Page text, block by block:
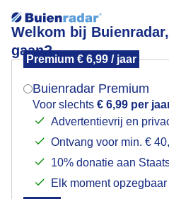
Welkom bij
gaan?
Premium € 6,99 / jaar
Buienradar Premium
Voor slechts € 6,99 per
Advertentievrij en
Ontvang voor min. €
10% donatie aan
Elk moment opzegbaar
Hooiwagens komen ook
Mogen we je locatie
Indien je hier nog geen
verschijnt er zo een pop-